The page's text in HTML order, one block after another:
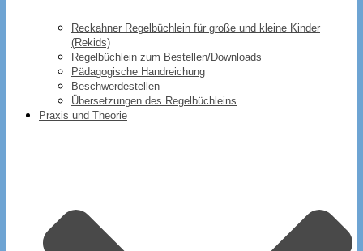
Reckahner Regelbüchlein für große und kleine Kinder
(Rekids)
Regelbüchlein zum Bestellen/Downloads
Pädagogische Handreichung
Beschwerdestellen
Übersetzungen des Regelbüchleins
Praxis und Theorie